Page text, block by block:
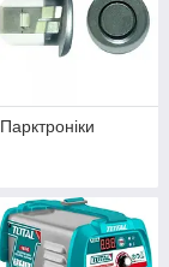
Парктроніки